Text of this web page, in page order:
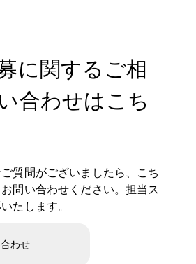
に関するご相
合わせはこち
質問がございましたら、こち
問い合わせください。担当ス
たします。
わせ